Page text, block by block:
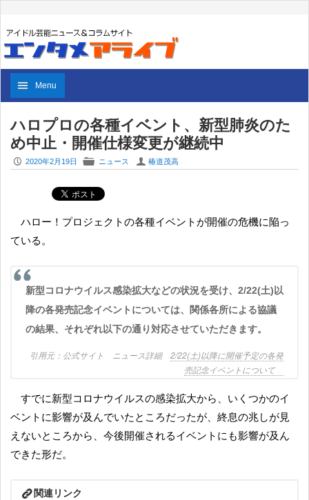
Menu
ハロプロの各種イベント、新型肺炎のた
め中止・開催仕様変更が継続中
P 2020年2月19日 F ニュース U 椿道茂高
ハロー！プロジェクトの各種イベントが開催の危機に陥っ
ている。
新型コロナウイルス感染拡大などの状況を受け、2/22(土)以
降の各発売記念イベントについては、関係各所による協議
の結果、それぞれ以下の通り対応させていただきます。
公式サイト ニュース詳細 2/22(土)以降に開催予定の各発
売記念イベントについて
すでに新型コロナウイルスの感染拡大から、いくつかのイ
ベントに影響が及んでいたところだったが、終息の兆しが見
えないところから、今後開催されるイベントにも影響が及ん
できた形だ。